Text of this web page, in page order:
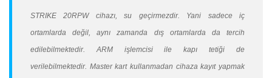
STRIKE 20RPW cihazı, su geçirmezdir. Yani sadece iç
ortamlarda değil, aynı zamanda dış ortamlarda da tercih
edilebilmektedir. ARM işlemcisi ile kapı tetiği de
verilebilmektedir. Master kart kullanmadan cihaza kayıt yapmak